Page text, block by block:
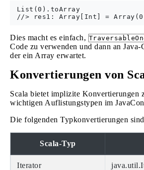
List(0).toArray
Dies macht es einfach,
Code zu verwenden und dann an Java-
der ein Array erwartet.
Konvertierungen von
Scala bietet implizite Konvertierungen
wichtigen Auflistungstypen im
Die folgenden Typkonvertierungen
Scala-Typ
Iterator